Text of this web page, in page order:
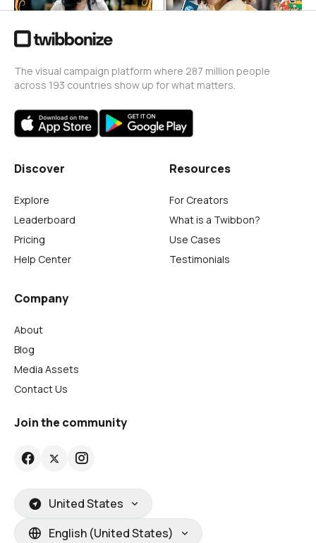
The visual campaign platform where 287 million people
across 193 countries show up for what matters.
Discover
Explore
Leaderboard
Pricing
Help Center
Resources
For Creators
What is a Twibbon?
Use Cases
Testimonials
Company
About
Blog
Media Assets
Contact Us
Join the community
United States
English (United States)